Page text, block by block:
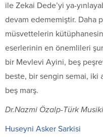
ile Zekai Dede’yi ya-
devam edememiştir. Daha
müsvettelerin
eserlerinin en önemlileri
bir Mevlevi Ayini, beş
beste, bir sengin semai, iki
beş marş.
Dr.Nazmi Özalp-Türk
Huseyni Asker Sarkisi